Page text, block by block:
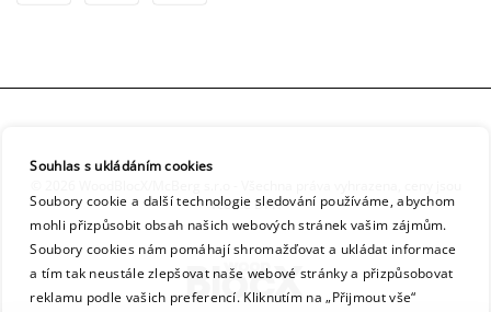
včetně DPH
Souhlas s ukládáním cookies
Soubory cookie a další technologie sledování používáme, abychom
mohli přizpůsobit obsah našich webových stránek vašim zájmům.
Soubory cookies nám pomáhají shromažďovat a ukládat informace
a tím tak neustále zlepšovat naše webové stránky a přizpůsobovat
reklamu podle vašich preferencí. Kliknutím na „Přijmout vše“